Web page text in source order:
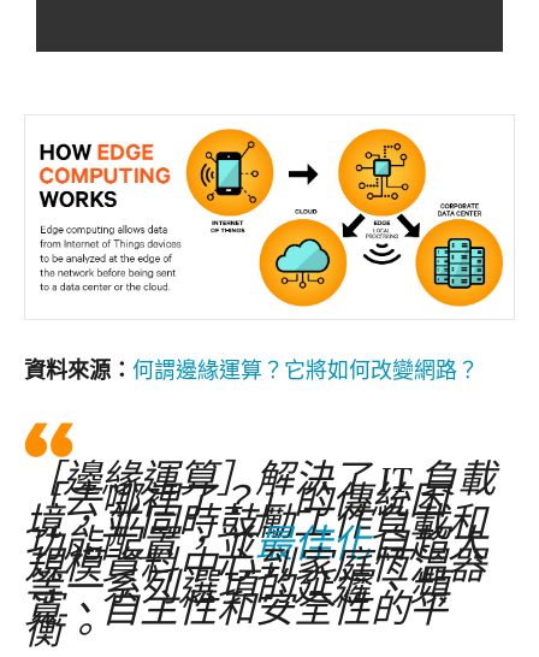
‬資料來源： 何謂邊緣運算？它將如何改變網路？
［邊緣運算］解決了 IT 負載
「去哪裡了？」的傳統困
境，並同時鼓勵工作負載和
功能配置，並最佳化自超大
規模資料中心到家庭恆溫器
等一系列選項的延遲、頻
寬、自主性和安全性的平
衡。